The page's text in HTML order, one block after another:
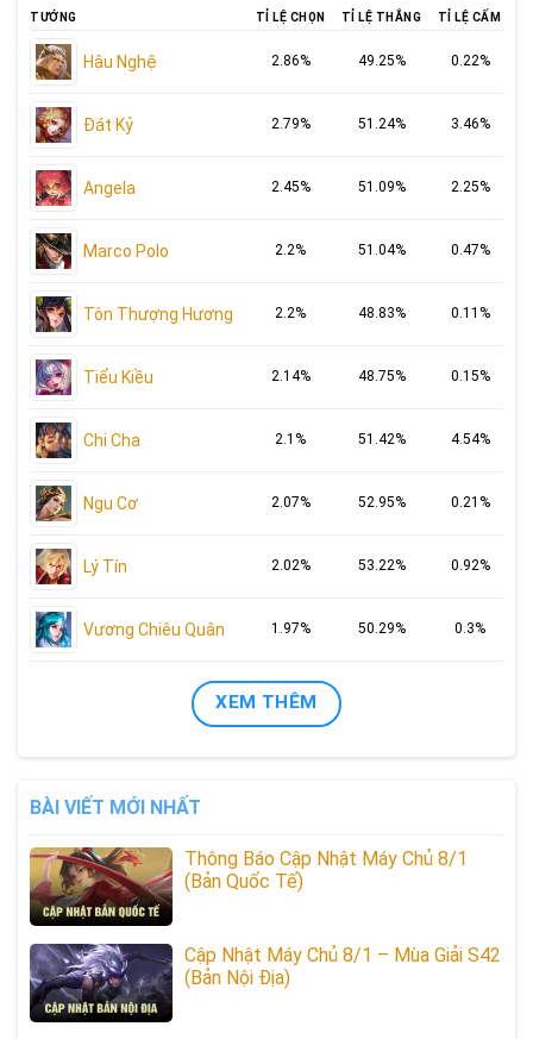
TƯỚNG TỈ LỆ CHỌN TỈ LỆ THẮNG TỈ LỆ CẤM
Hậu Nghệ 2.86% 49.25% 0.22%
Đát Kỷ 2.79% 51.24% 3.46%
Angela 2.45% 51.09% 2.25%
Marco Polo 2.2% 51.04% 0.47%
Tôn Thượng Hương 2.2% 48.83% 0.11%
Tiểu Kiều 2.14% 48.75% 0.15%
Chi Cha 2.1% 51.42% 4.54%
Ngu Cơ 2.07% 52.95% 0.21%
Lý Tín 2.02% 53.22% 0.92%
Vương Chiêu Quân 1.97% 50.29% 0.3%
XEM THÊM
BÀI VIẾT MỚI NHẤT
Thông Báo Cập Nhật Máy Chủ 8/1
(Bản Quốc Tế)
Cập Nhật Máy Chủ 8/1 – Mùa Giải S42
(Bản Nội Địa)